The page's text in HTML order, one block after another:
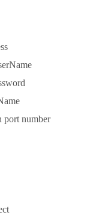
number